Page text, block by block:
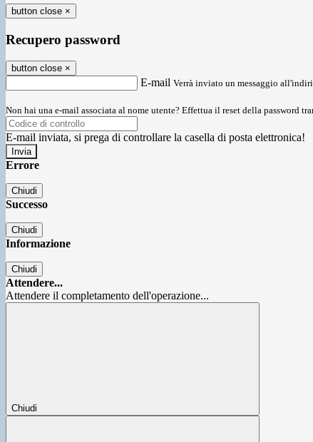
button close ×
Recupero password
button close ×
E-mail Verrà inviato un messaggio
Non hai una e-mail associata al nome utente? Effettua il reset della password
E-mail inviata, si prega di controllare la casella di posta elettronica!
Errore
Chiudi
Successo
Chiudi
Informazione
Chiudi
Attendere...
Attendere il completamento dell'operazione...
Chiudi